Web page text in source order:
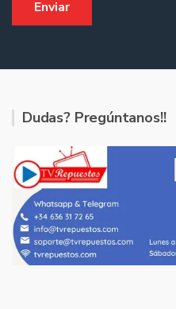
Dudas? Pregúntanos!!